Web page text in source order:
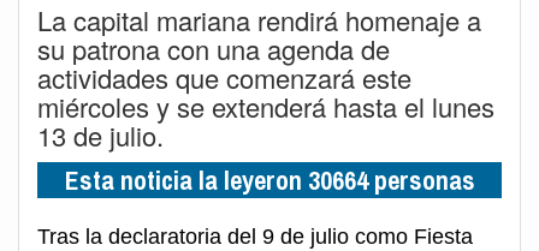
La capital mariana rendirá homenaje a
su patrona con una agenda de
actividades que comenzará este
miércoles y se extenderá hasta el lunes
13 de julio.
Esta noticia la leyeron 30664 personas
Tras la declaratoria del 9 de julio como Fiesta